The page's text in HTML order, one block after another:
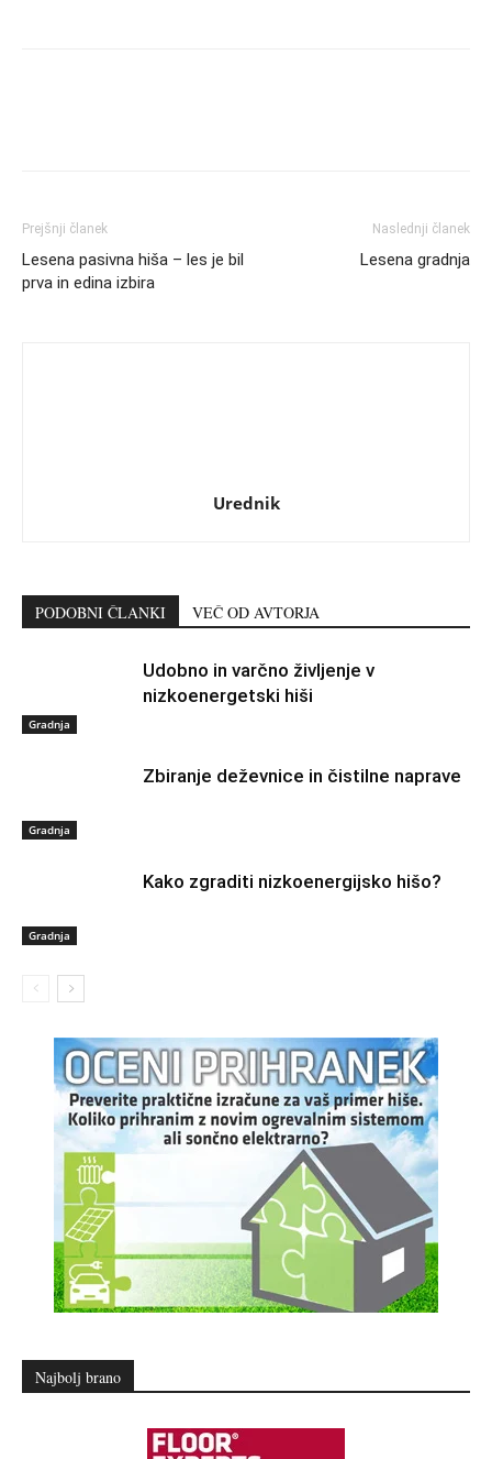
Prejšnji članek
Lesena pasivna hiša – les je bil
prva in edina izbira
Naslednji članek
Lesena gradnja
Urednik
PODOBNI ČLANKI VEČ OD AVTORJA
Gradnja
Udobno in varčno življenje v
nizkoenergetski hiši
Gradnja
Zbiranje deževnice in čistilne naprave
Gradnja
Kako zgraditi nizkoenergijsko hišo?
Najbolj brano